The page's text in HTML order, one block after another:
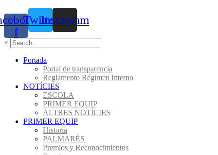
f
TwitterInstagram
×
Portada
Portal de transparencia
Reglamento Régimen Interno
NOTÍCIES
ESCOLA
PRIMER EQUIP
ALTRES NOTÍCIES
PRIMER EQUIP
Historia
PALMARÉS
Premios y Reconocimientos